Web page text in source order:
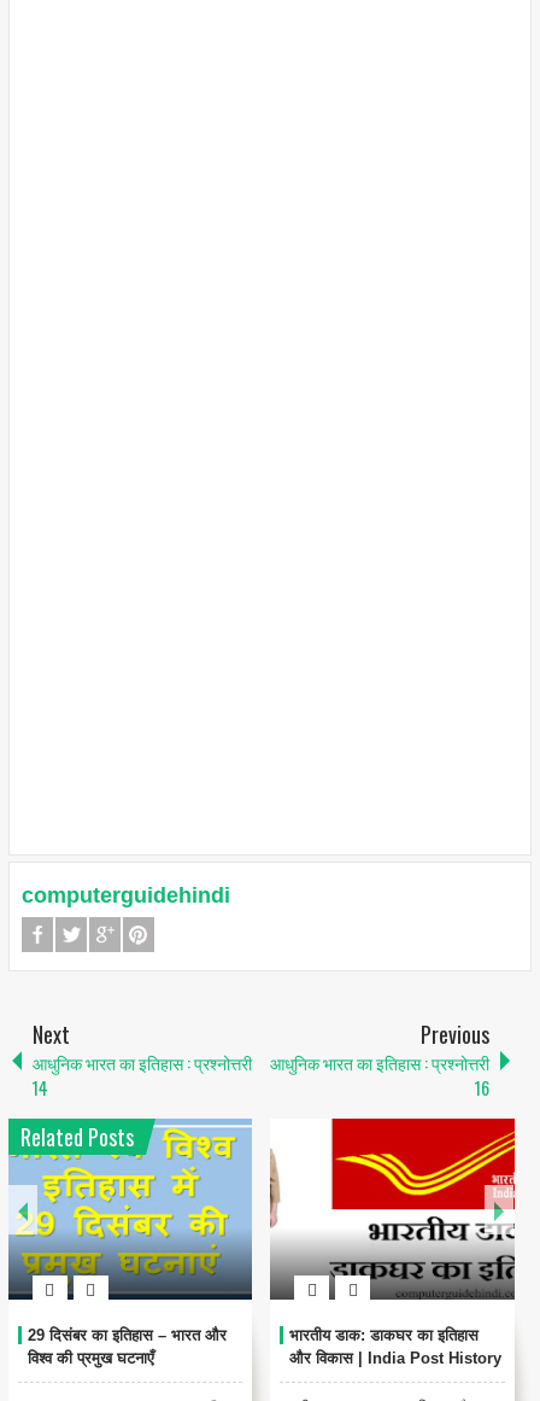
computerguidehindi
Next
आधुनिक भारत का इतिहास : प्रश्नोत्तरी
14
Previous
आधुनिक भारत का इतिहास : प्रश्नोत्तरी
16
Related Posts
29 दिसंबर का इतिहास – भारत और
विश्व की प्रमुख घटनाएँ
भारतीय डाक: डाकघर का इतिहास
और विकास | India Post History